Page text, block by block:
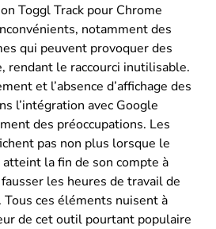
Toggl Track pour Chrome
notamment des
qui peuvent provoquer des
rendant le raccourci inutilisable.
et l’absence d’affichage des
l’intégration avec Google
des préoccupations. Les
pas non plus lorsque le
la fin de son compte à
les heures de travail de
ces éléments nuisent à
de cet outil pourtant populaire